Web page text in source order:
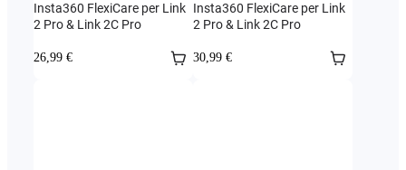
Insta360 FlexiCare per Link
2 Pro & Link 2C Pro
26,99 €
Insta360 FlexiCare per Link
2 Pro & Link 2C Pro
30,99 €